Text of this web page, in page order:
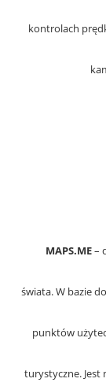
kontrolach
MAPS.ME–
świata. W bazie
punktów
turystyczne. Jest